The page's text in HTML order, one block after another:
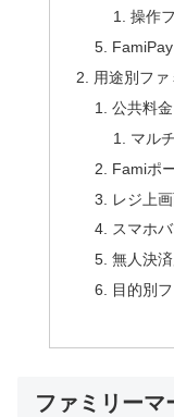
操作
用途別フ
公共料
マル
Famiポ
レジ上
スマホ
無人決
目的別
ファミリーマ